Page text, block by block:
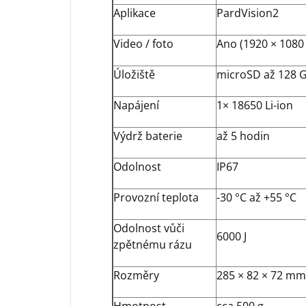
Aplikace PardVision2
Video / foto Ano (1920 ×
Úložiště microSD až 128
Napájení 1× 18650 Li-ion
Výdrž baterie až 5 hodin
Odolnost IP67
Provozní teplota -30 °C až +55 °C
Odolnost vůči
zpětnému rázu
6000 J
Rozměry 285 × 82 × 72 mm